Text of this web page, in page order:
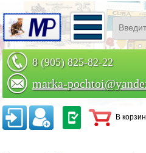
8 (905) 825-82-22
marka-
Заказать по
В